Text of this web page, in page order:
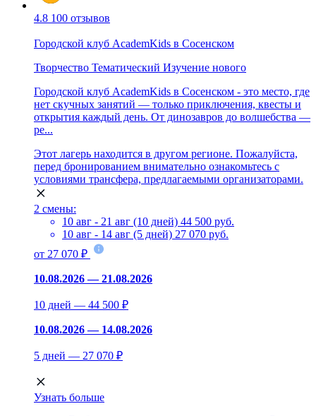
4.8 100 отзывов
Городской клуб AcademKids в Сосенском
Творчество Тематический Изучение нового
Городской клуб AcademKids в Сосенском - это место, где
нет скучных занятий — только приключения, квесты и
открытия каждый день. От динозавров до волшебства —
ре...
Этот лагерь находится в другом регионе. Пожалуйста,
перед бронированием внимательно ознакомьтесь с
условиями трансфера, предлагаемыми организаторами.
2 смены:
10 авг - 21 авг (10 дней) 44 500 руб.
10 авг - 14 авг (5 дней) 27 070 руб.
от 27 070 ₽
10.08.2026 — 21.08.2026
10 дней — 44 500 ₽
10.08.2026 — 14.08.2026
5 дней — 27 070 ₽
Узнать больше